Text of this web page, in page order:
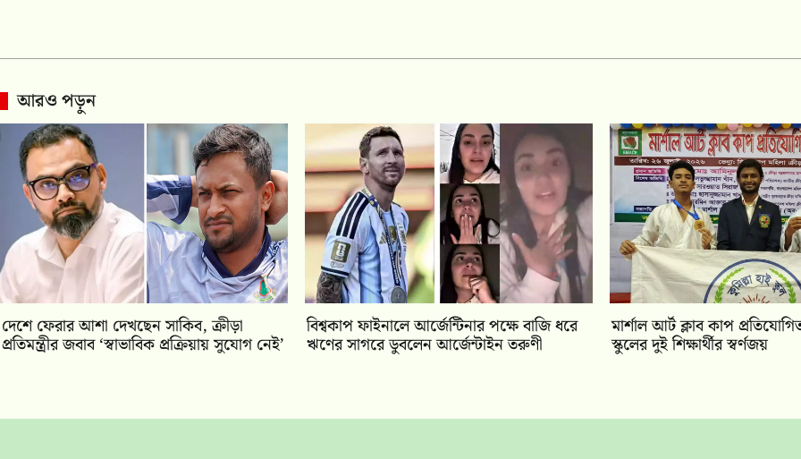
আরও পড়ুন
দেশে ফেরার আশা দেখছেন সাকিব, ক্রীড়া
প্রতিমন্ত্রীর জবাব ‘স্বাভাবিক প্রক্রিয়ায় সুযোগ নেই’
বিশ্বকাপ ফাইনালে আর্জেন্টিনার পক্ষে বাজি ধরে
ঋণের সাগরে ডুবলেন আর্জেন্টাইন তরুণী
মার্শাল আর্ট ক্লাব কাপ
স্কুলের দুই শিক্ষার্থীর স্বর্ণজয়